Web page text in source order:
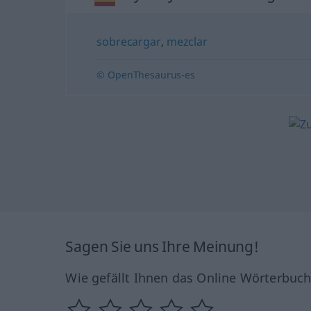
sobrecargar, mezclar
© OpenThesaurus-es
Sagen Sie uns Ihre Meinung!
Wie gefällt Ihnen das Online